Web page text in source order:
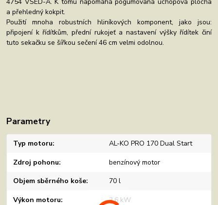
4754 VSED-A. K tomu napomáhá pogumovaná úchopová plocha
a přehledný kokpit.
Použití mnoha robustních hliníkových komponent, jako jsou:
připojení k řídítkům, přední rukojeť a nastavení výšky řídítek činí
tuto sekačku se šířkou sečení 46 cm velmi odolnou.
Parametry
Typ motoru AL-KO PRO 170 Dual Start
Zdroj pohonu benzínový motor
Objem sběrného koše 70 l
Výkon motoru 2,6 kW